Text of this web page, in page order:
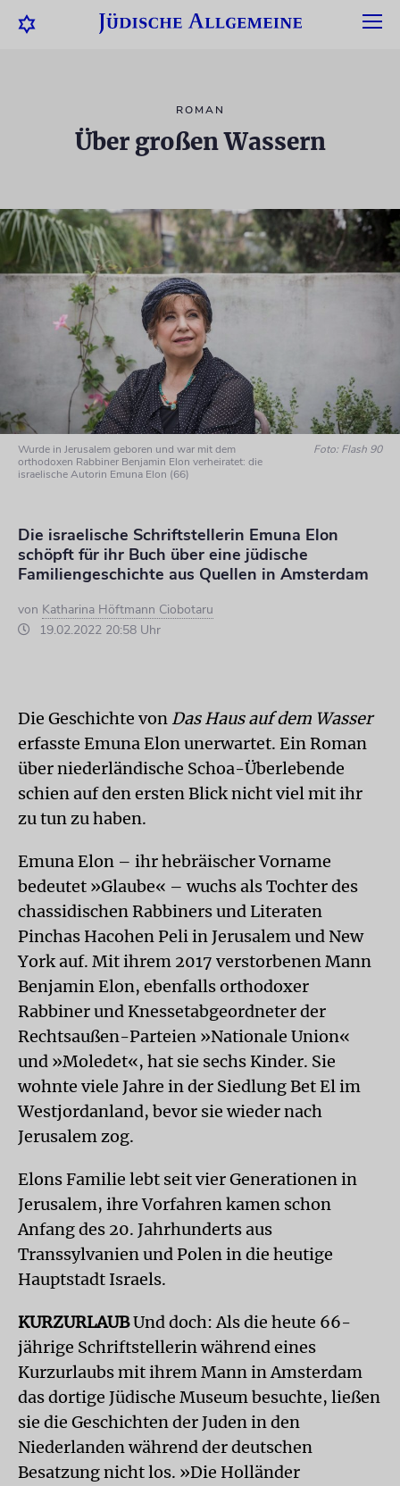
ROMAN
Über großen Wassern
Wurde in Jerusalem geboren und war mit dem
orthodoxen Rabbiner Benjamin Elon verheiratet: die
israelische Autorin Emuna Elon (66)
Foto: Flash 90
Die israelische Schriftstellerin Emuna Elon
schöpft für ihr Buch über eine jüdische
Familiengeschichte aus Quellen in Amsterdam
von Katharina Höftmann Ciobotaru
19.02.2022 20:58 Uhr
Die Geschichte von Das Haus auf dem Wasser
erfasste Emuna Elon unerwartet. Ein Roman
über niederländische Schoa-Überlebende
schien auf den ersten Blick nicht viel mit ihr
zu tun zu haben.
Emuna Elon – ihr hebräischer Vorname
bedeutet »Glaube« – wuchs als Tochter des
chassidischen Rabbiners und Literaten
Pinchas Hacohen Peli in Jerusalem und New
York auf. Mit ihrem 2017 verstorbenen Mann
Benjamin Elon, ebenfalls orthodoxer
Rabbiner und Knesset­abgeordneter der
Rechtsaußen-Parteien »Nationale Union«
und »Moledet«, hat sie sechs Kinder. Sie
wohnte viele Jahre in der Siedlung Bet El im
Westjordanland, bevor sie wieder nach
Jerusalem zog.
Elons Familie lebt seit vier Generationen in
Jerusalem, ihre Vorfahren kamen schon
Anfang des 20. Jahrhunderts aus
Transsylvanien und Polen in die heutige
Hauptstadt Israels.
KURZURLAUBUnd doch: Als die heute 66-
jährige Schriftstellerin während eines
Kurzurlaubs mit ihrem Mann in Amsterdam
das dortige Jüdische Museum besuchte, ließen
sie die Geschichten der Juden in den
Niederlanden während der deutschen
Besatzung nicht los. »Die Holländer